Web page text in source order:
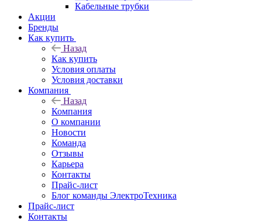
Кабельные трубки
Акции
Бренды
Как купить
Назад
Как купить
Условия оплаты
Условия доставки
Компания
Назад
Компания
О компании
Новости
Команда
Отзывы
Карьера
Контакты
Прайс-лист
Блог команды ЭлектроТехника
Прайс-лист
Контакты